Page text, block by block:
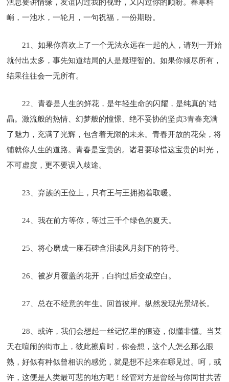
活总要讲情缘，友谊闪过我的视野，又闪过你的顾盼。春寒料
峭，一池水，一轮月，一句祝福，一份期盼。
21、如果你喜欢上了一个无法永远在一起的人，请别一开始
就付出太多，事先知道结局的人是最理智的。如果你倾尽所有，
结果往往会一无所有。
22、青春是人生的鲜花，是年轻生命的闪耀，是纯真的`结
晶。激流般的热情、幻梦般的憧憬、绝不妥协的坚贞3青春充满
了魅力，充满了光辉，包含着无限的未来。青春开放的花朵，将
铺就你人生的道路。青春是宝贵的。诸君要珍惜这宝贵的时光，
不可虚度，更不要误入歧途。
23、弃族的王位上，只有王与王拥抱着取暖。
24、我在前方等你，等过三千个绿色的夏天。
25、将心磨成一座石碑含泪读风月刻下的符号。
26、被岁月覆盖的花开，白驹过后变成空白。
27、总在不经意的年生。回首彼岸。纵然发现光景绵长。
28、或许，我们会想起一丝记忆里的痕迹，似懂非懂。当某
天在喧闹的街市上，彼此擦肩时，你会想，这个人怎么那么眼
熟，好似有种似曾相识的感觉，就是想不起来在哪见过。呵，或
许，这便是人类最可悲的地方吧！经管对方是曾经与你同甘共苦